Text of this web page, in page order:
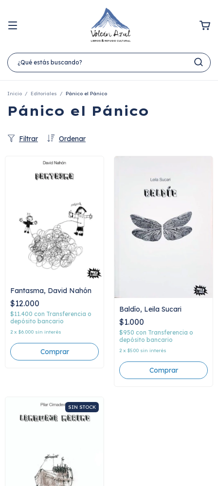
Inicio / Editoriales / Pánico el Pánico
Pánico el Pánico
Ordenar
Filtrar
Fantasma, David Nahón
$12.000
$11.400 con Transferencia o
depósito bancario
2 x $6.000 sin interés
Baldío, Leila Sucari
$1.000
$950 con Transferencia o
depósito bancario
2 x $500 sin interés
SIN STOCK